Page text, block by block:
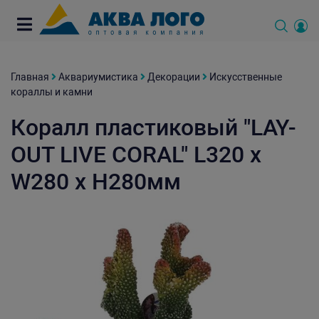
Главная Аквариумистика Декорации
Искусственные
кораллы и камни
Коралл пластиковый "LAY-
OUT LIVE CORAL" L320 x
W280 x H280мм